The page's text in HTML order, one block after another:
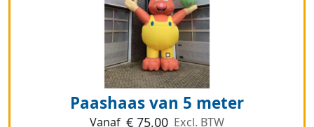
Paashaas van 5 meter
Vanaf € 75,00 Excl. BTW